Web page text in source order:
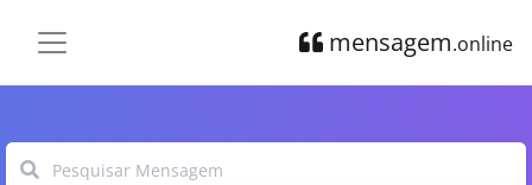
mensagem.online